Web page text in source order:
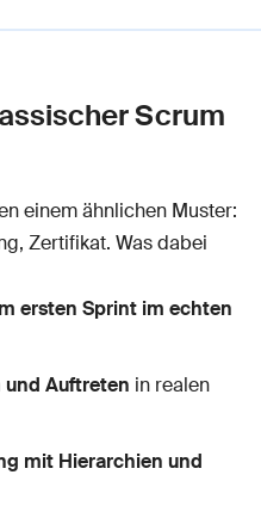
Scrum
einem ähnlichen Muster:
Zertifikat. Was dabei
ersten Sprint im echten
und Auftreten in realen
mit Hierarchien und